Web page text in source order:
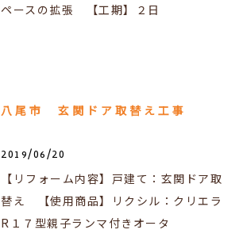
ペースの拡張 【工期】２日
八尾市 玄関ドア取替え工事
2019/06/20
【リフォーム内容】戸建て：玄関ドア取
替え 【使用商品】リクシル：クリエラ
R１７型親子ランマ付きオータ